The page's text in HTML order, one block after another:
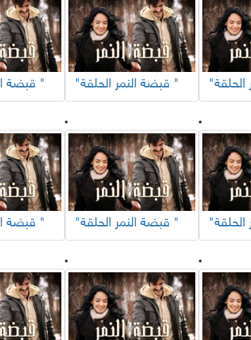
"قبضة النمر الحلقة " "قبضة النمر الحلقة "
"قبضة النمر الحلقة " "قبضة النمر الحلقة "